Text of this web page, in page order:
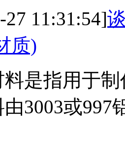
27 11:31:54]
质)
是指用于
3003或997